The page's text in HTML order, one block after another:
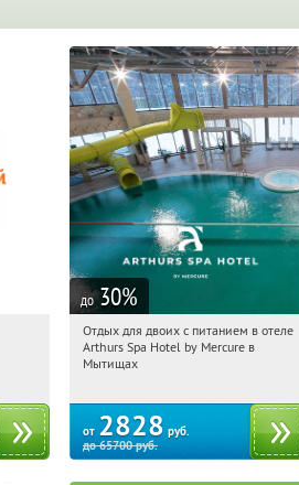
до 30%
01:33:03
Купи первым!
Московская обл., г. Мытищи, д.
Отдых для двоих с питанием в отеле
Arthurs Spa Hotel by Mercure в
Мытищах
от 2828 руб.
до65700руб.